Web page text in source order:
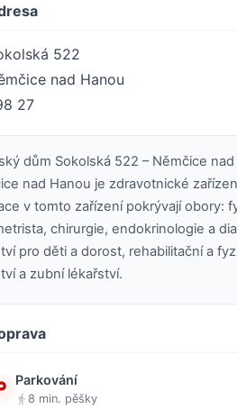
522
nad Hanou
27
dům Sokolská 522 – Němčice
nad Hanou je zdravotnické
v tomto zařízení pokrývají obory:
chirurgie, endokrinologie a
pro děti a dorost, rehabilitační a
a zubní lékařství.
Parkování
8 min. pěšky